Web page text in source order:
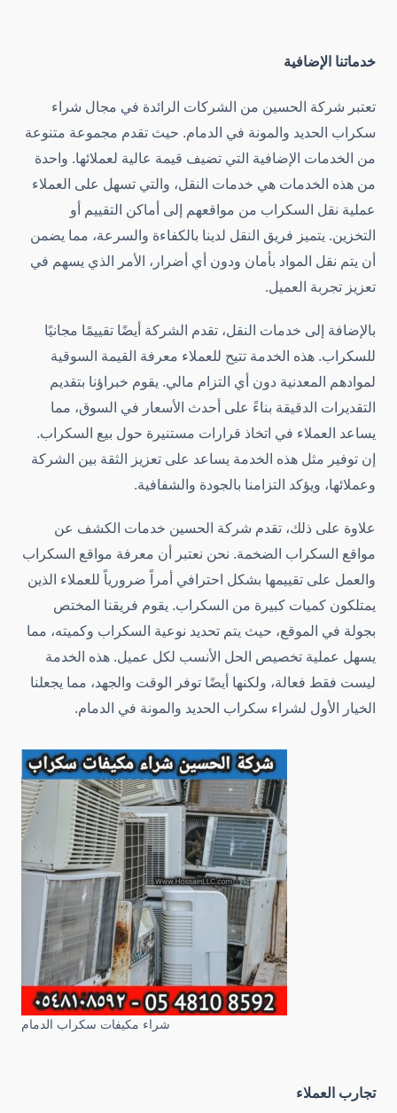
خدماتنا الإضافية
تعتبر شركة الحسين من الشركات الرائدة في مجال شراء
سكراب الحديد والمونة في الدمام. حيث تقدم مجموعة متنوعة
من الخدمات الإضافية التي تضيف قيمة عالية لعملائها. واحدة
من هذه الخدمات هي خدمات النقل، والتي تسهل على العملاء
عملية نقل السكراب من مواقعهم إلى أماكن التقييم أو
التخزين. يتميز فريق النقل لدينا بالكفاءة والسرعة، مما يضمن
أن يتم نقل المواد بأمان ودون أي أضرار، الأمر الذي يسهم في
تعزيز تجربة العميل.
بالإضافة إلى خدمات النقل، تقدم الشركة أيضًا تقييمًا مجانيًا
للسكراب. هذه الخدمة تتيح للعملاء معرفة القيمة السوقية
لموادهم المعدنية دون أي التزام مالي. يقوم خبراؤنا بتقديم
التقديرات الدقيقة بناءً على أحدث الأسعار في السوق، مما
يساعد العملاء في اتخاذ قرارات مستنيرة حول بيع السكراب.
إن توفير مثل هذه الخدمة يساعد على تعزيز الثقة بين الشركة
وعملائها، ويؤكد التزامنا بالجودة والشفافية.
علاوة على ذلك، تقدم شركة الحسين خدمات الكشف عن
مواقع السكراب الضخمة. نحن نعتبر أن معرفة مواقع السكراب
والعمل على تقييمها بشكل احترافي أمراً ضرورياً للعملاء الذين
يمتلكون كميات كبيرة من السكراب. يقوم فريقنا المختص
بجولة في الموقع، حيث يتم تحديد نوعية السكراب وكميته، مما
يسهل عملية تخصيص الحل الأنسب لكل عميل. هذه الخدمة
ليست فقط فعالة، ولكنها أيضًا توفر الوقت والجهد، مما يجعلنا
الخيار الأول لشراء سكراب الحديد والمونة في الدمام.
شراء مكيفات سكراب الدمام
تجارب العملاء